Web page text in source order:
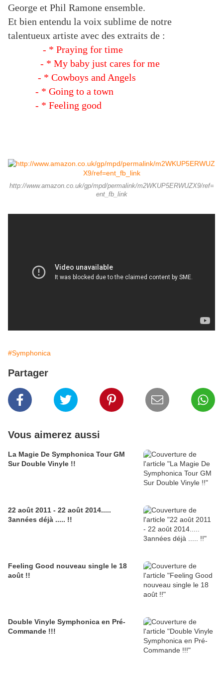
George et Phil Ramone ensemble.
Et bien entendu la voix sublime de notre
talentueux artiste avec des extraits de :
- * Praying for time
- * My baby just cares for me
- * Cowboys and Angels
- * Going to a town
- * Feeling good
http://www.amazon.co.uk/gp/mpd/permalink/m2WKUP5ERWUZX9/ref=
ent_fb_link
#Symphonica
Partager
Vous aimerez aussi
La Magie De Symphonica Tour GM
Sur Double Vinyle !!
22 août 2011 - 22 août 2014.....
3années déjà ..... !!
Feeling Good nouveau single le 18
août !!
Double Vinyle Symphonica en Pré-
Commande !!!